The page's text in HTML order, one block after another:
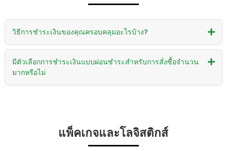
วิธีการชำระเงินของคุณครอบคลุมอะไรบ้าง?
มีตัวเลือกการชำระเงินแบบผ่อนชำระสำหรับการสั่งซื้อจำนวน
มากหรือไม่
แพ็คเกจและโลจิสติกส์